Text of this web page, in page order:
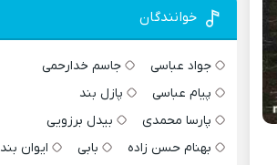
خوانندگان
جواد عباسی
جاسم خدارحمی
پیام عباسی
پازل بند
پارسا محمدی
بیدل برزویی
بهنام حسن زاده
بابی
ایوان بند